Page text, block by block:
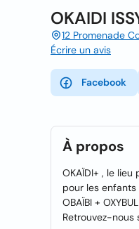
OKAIDI
12 Promenade
Écrire un avis
Facebook
À propos
OKAÏDI+ , le
pour les enfants
OBAÏBI +
Retrouvez-nous